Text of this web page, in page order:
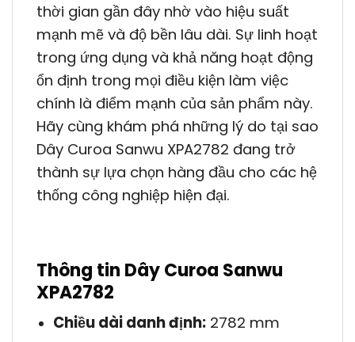
thời gian gần đây nhờ vào hiệu suất
mạnh mẽ và độ bền lâu dài. Sự linh hoạt
trong ứng dụng và khả năng hoạt động
ổn định trong mọi điều kiện làm việc
chính là điểm mạnh của sản phẩm này.
Hãy cùng khám phá những lý do tại sao
Dây Curoa Sanwu XPA2782 đang trở
thành sự lựa chọn hàng đầu cho các hệ
thống công nghiệp hiện đại.
Thông tin Dây Curoa Sanwu
XPA2782
Chiều dài danh định:2782 mm